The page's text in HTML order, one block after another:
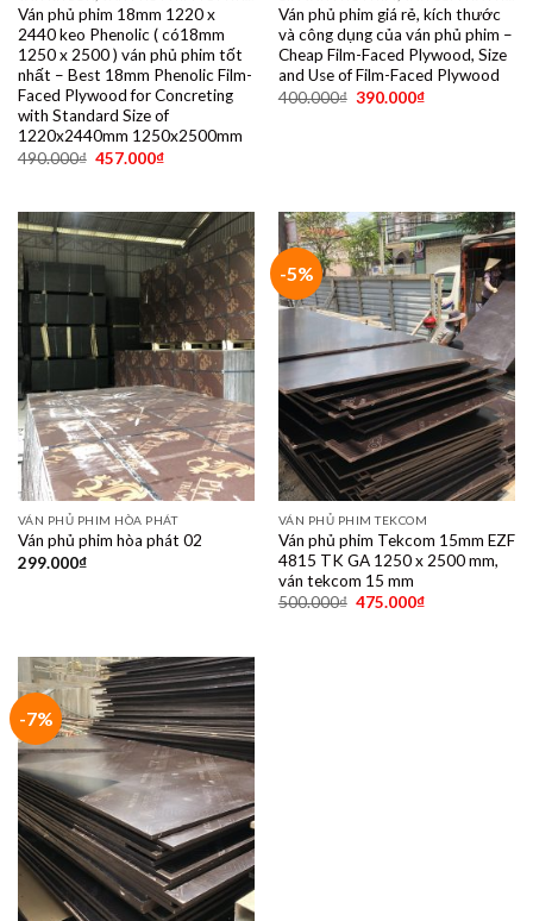
Ván phủ phim 18mm 1220 x
2440 keo Phenolic ( có18mm
1250 x 2500 ) ván phủ phim tốt
nhất – Best 18mm Phenolic Film-
Faced Plywood for Concreting
with Standard Size of
1220x2440mm 1250x2500mm
490.000₫ 457.000₫
Ván phủ phim giá rẻ, kích thước
và công dụng của ván phủ phim –
Cheap Film-Faced Plywood, Size
and Use of Film-Faced Plywood
400.000₫ 390.000₫
VÁN PHỦ PHIM HÒA PHÁT
Ván phủ phim hòa phát 02
299.000₫
-5%
VÁN PHỦ PHIM TEKCOM
Ván phủ phim Tekcom 15mm EZF
4815 TK GA 1250 x 2500 mm,
ván tekcom 15 mm
500.000₫ 475.000₫
-7%